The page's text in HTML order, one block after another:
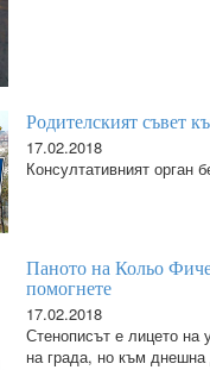
Родителският съвет
17.02.2018
Консултативният орган
Паното на Кольо
помогнете
17.02.2018
Стенописът е лицето на
на града, но към днешна